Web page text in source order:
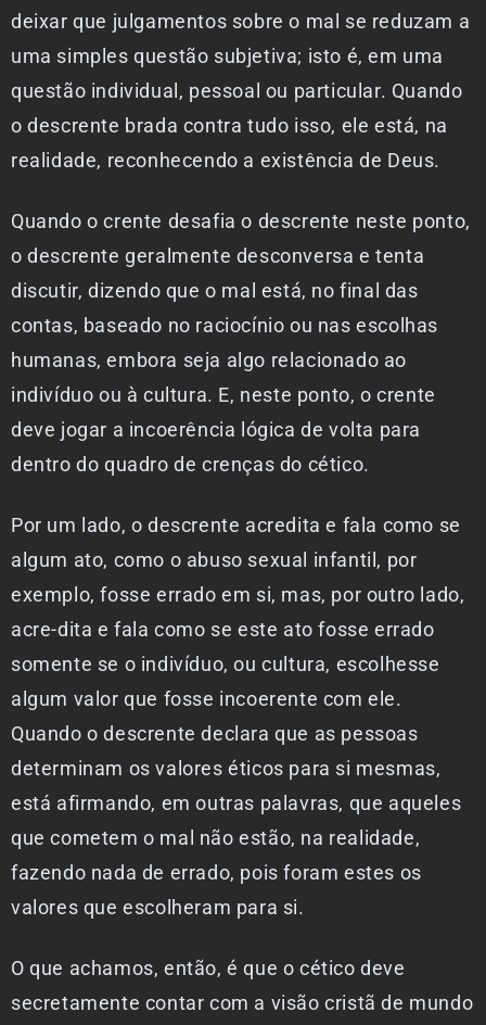
deixar que julgamentos sobre o mal se reduzam a
uma simples questão subjetiva; isto é, em uma
questão individual, pessoal ou particular. Quando
o descrente brada contra tudo isso, ele está, na
realidade, reconhecendo a existência de Deus.
Quando o crente desafia o descrente neste ponto,
o descrente geralmente desconversa e tenta
discutir, dizendo que o mal está, no final das
contas, baseado no raciocínio ou nas escolhas
humanas, embora seja algo relacionado ao
indivíduo ou à cultura. E, neste ponto, o crente
deve jogar a incoerência lógica de volta para
dentro do quadro de crenças do cético.
Por um lado, o descrente acredita e fala como se
algum ato, como o abuso sexual infantil, por
exemplo, fosse errado em si, mas, por outro lado,
acre-dita e fala como se este ato fosse errado
somente se o indivíduo, ou cultura, escolhesse
algum valor que fosse incoerente com ele.
Quando o descrente declara que as pessoas
determinam os valores éticos para si mesmas,
está afirmando, em outras palavras, que aqueles
que cometem o mal não estão, na realidade,
fazendo nada de errado, pois foram estes os
valores que escolheram para si.
O que achamos, então, é que o cético deve
secretamente contar com a visão cristã de mundo